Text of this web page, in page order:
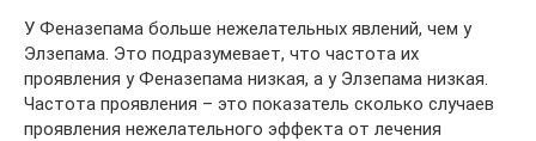
У Феназепама больше нежелательных явлений, чем у
Элзепама. Это подразумевает, что частота их
проявления у Феназепама низкая, а у Элзепама низкая.
Частота проявления – это показатель сколько случаев
проявления нежелательного эффекта от лечения